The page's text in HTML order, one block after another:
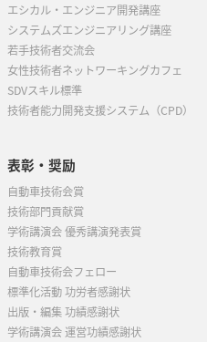
エシカル・エンジニア開発講座
システムズエンジニアリング講座
若手技術者交流会
女性技術者ネットワーキングカフェ
SDVスキル標準
技術者能力開発支援システム（CPD）
表彰・奨励
自動車技術会賞
技術部門貢献賞
学術講演会 優秀講演発表賞
技術教育賞
自動車技術会フェロー
標準化活動 功労者感謝状
出版・編集 功績感謝状
学術講演会 運営功績感謝状